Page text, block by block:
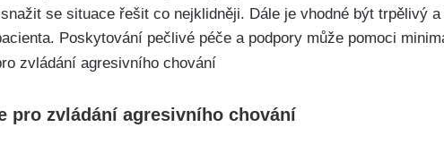
se situace řešit co nejklidněji. Dále je vhodné být trpělivý
Poskytování pečlivé péče a podpory může pomoci
pro zvládání agresivního chování